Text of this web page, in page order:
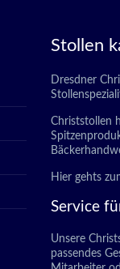
Stollen
Dresdner
Christstollen
Hier gehts
Service
Unsere
passendes